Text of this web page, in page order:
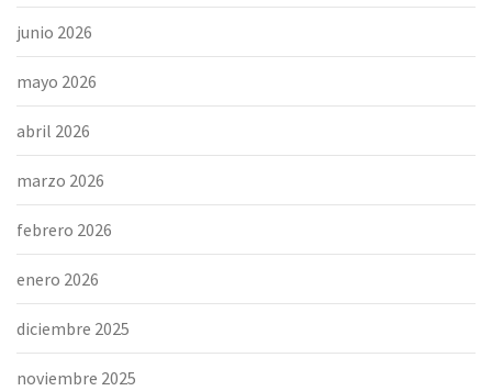
junio 2026
mayo 2026
abril 2026
marzo 2026
febrero 2026
enero 2026
diciembre 2025
noviembre 2025